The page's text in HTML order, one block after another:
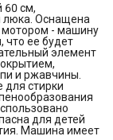
60 см,
люка. Оснащена
- машину
что ее будет
элемент
и ржавчины.
для стирки
для детей
Машина имеет